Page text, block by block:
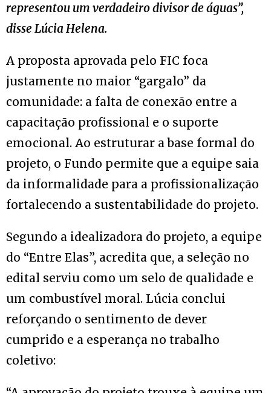
representou um verdadeiro divisor de águas”,
disse Lúcia Helena.
A proposta aprovada pelo FIC foca
justamente no maior “gargalo” da
comunidade: a falta de conexão entre a
capacitação profissional e o suporte
emocional. Ao estruturar a base formal do
projeto, o Fundo permite que a equipe saia
da informalidade para a profissionalização
fortalecendo a sustentabilidade do projeto.
Segundo a idealizadora do projeto, a equipe
do “Entre Elas”, acredita que, a seleção no
edital serviu como um selo de qualidade e
um combustível moral. Lúcia conclui
reforçando o sentimento de dever
cumprido e a esperança no trabalho
coletivo: